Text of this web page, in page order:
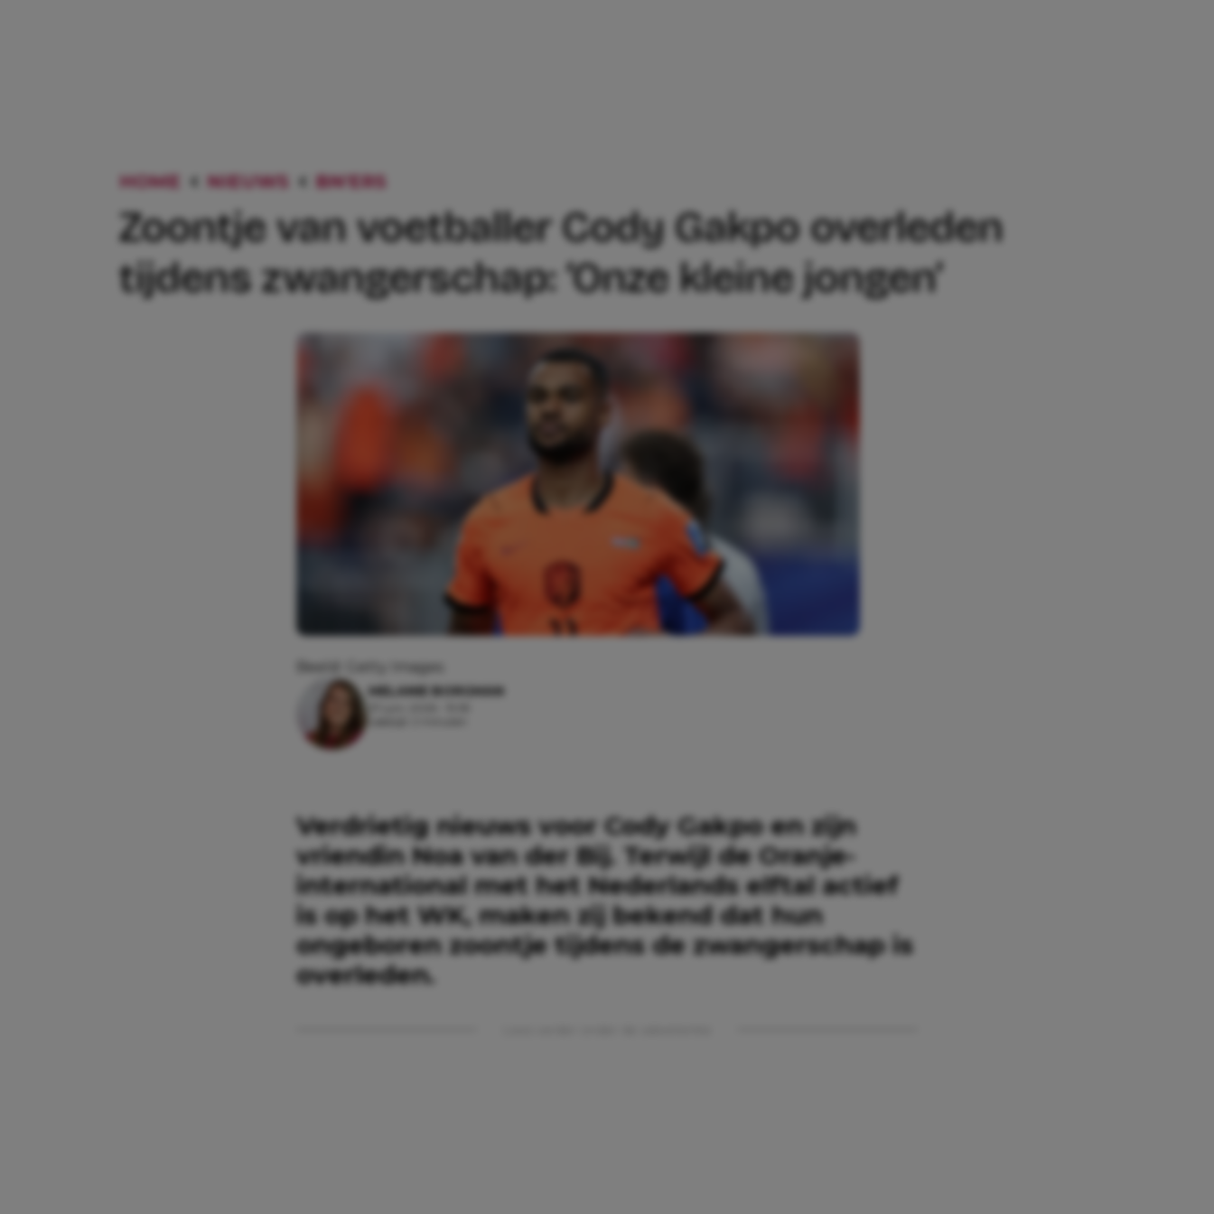
HOME NIEUWS BN'ERS
Zoontje van voetballer Cody Gakpo overleden
tijdens zwangerschap: ‘Onze kleine jongen’
Beeld: Getty Images
MELANIE BORGMAN
Verdrietig nieuws voor Cody Gakpo en zijn
vriendin Noa van der Bij. Terwijl de Oranje-
international met het Nederlands elftal actief
is op het WK, maken zij bekend dat hun
ongeboren zoontje tijdens de zwangerschap is
overleden.